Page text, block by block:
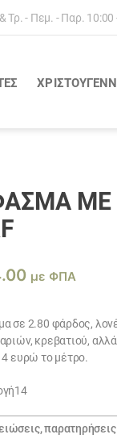
Τρ. - Πεμ. - Παρ. 10:00
ΜΕ
με ΦΠΑ
σε 2.80 φάρδος,
κρεβατιού,
ευρώ το μέτρο.